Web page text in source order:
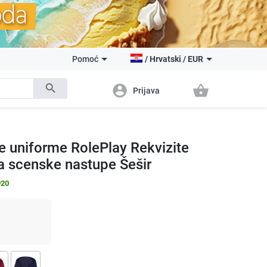
search
Pomoć / Hrvatski / EUR
account_circle Prijava shopping_basket
uniforme RolePlay Rekvizite
scenske nastupe Šešir